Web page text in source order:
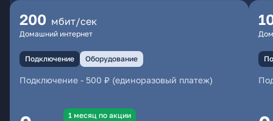
200 мбит/сек
Домашний интернет
Подключение Оборудование
Подключение - 500 ₽ (единоразовый платеж)
1 месяц по акции